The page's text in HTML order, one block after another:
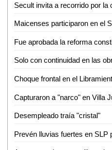
Secult invita a recorrido por la
Maicenses participaron en el
Capturaron a "narco" en Villa
Desempleado traía "cristal"